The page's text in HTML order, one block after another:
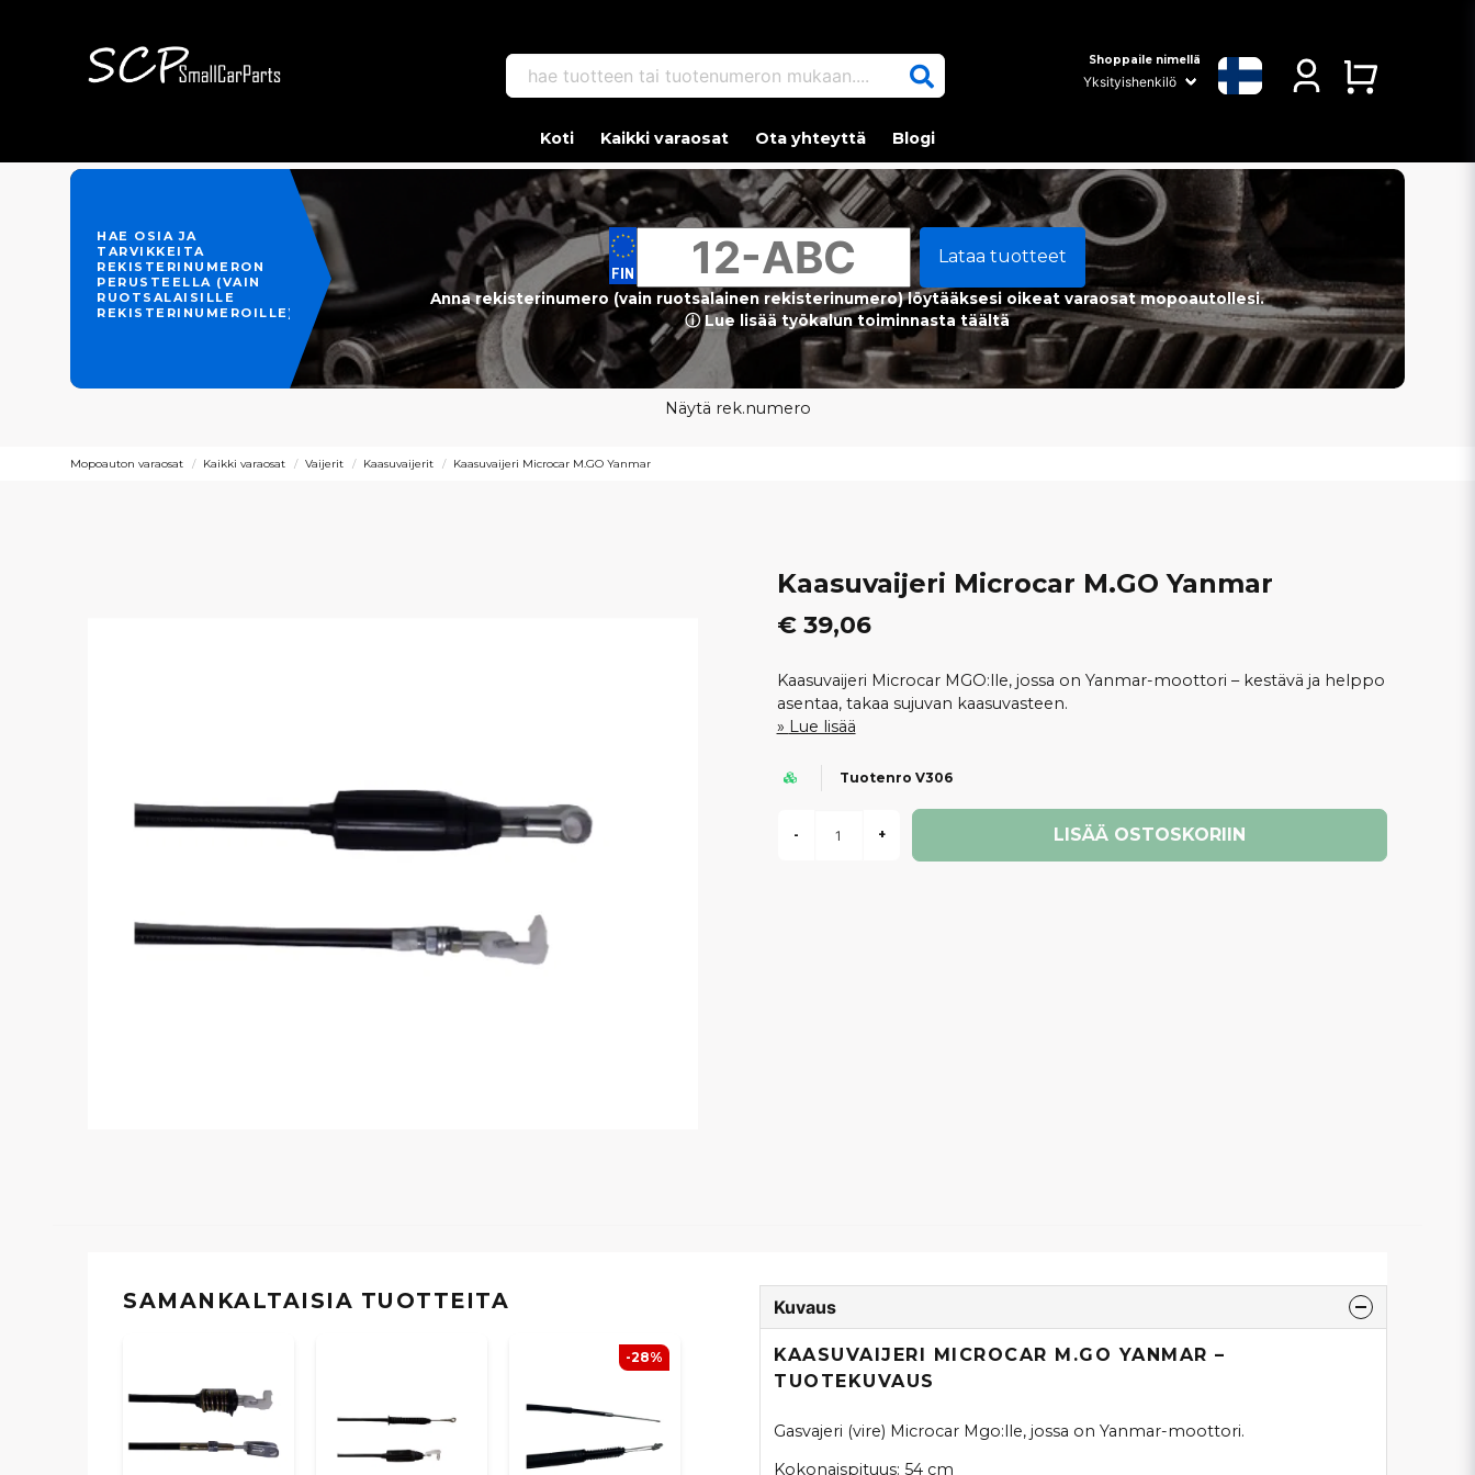
hae tuotteen tai tuotenumeron mukaan.... Shoppaile nimellä
Koti Kaikki varaosat Ota yhteyttä Blogi
HAE OSIA JA
TARVIKKEITA
REKISTERINUMERON
PERUSTEELLA (VAIN
RUOTSALAISILLE
REKISTERINUMEROILLE)
Lataa tuotteet
Anna rekisterinumero (vain ruotsalainen rekisterinumero) löytääksesi oikeat varaosat mopoautollesi.
ⓘ Lue lisää työkalun toiminnasta täältä
Näytä rek.numero
Mopoauton varaosat Kaikki varaosat Vaijerit Kaasuvaijerit Kaasuvaijeri Microcar M.GO Yanmar
Kaasuvaijeri Microcar M.GO Yanmar
€ 39,06
Kaasuvaijeri Microcar MGO:lle, jossa on Yanmar-moottori – kestävä ja helppo
asentaa, takaa sujuvan kaasuvasteen.
Lue lisää
Tuotenro V306
- + LISÄÄ OSTOSKORIIN
SAMANKALTAISIA ​​TUOTTEITA
-28%
Kuvaus
KAASUVAIJERI MICROCAR M.GO YANMAR –
TUOTEKUVAUS
Gasvajeri (vire) Microcar Mgo:lle, jossa on Yanmar-moottori.
Kokonaispituus: 54 cm